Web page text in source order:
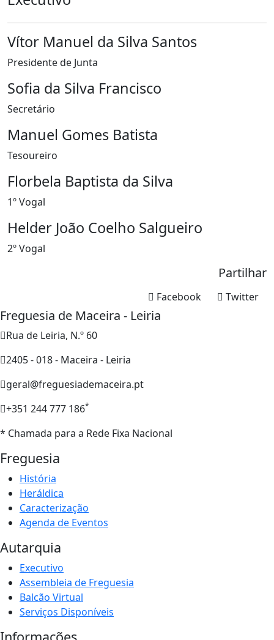
Vítor Manuel da Silva Santos
Presidente de Junta
Sofia da Silva Francisco
Secretário
Manuel Gomes Batista
Tesoureiro
Florbela Baptista da Silva
1º Vogal
Helder João Coelho Salgueiro
2º Vogal
Partilhar
Twitter
Facebook
Freguesia de Maceira - Leiria
Rua de Leiria, N.º 60
2405 - 018 - Maceira - Leiria
geral@freguesiademaceira.pt
+351 244 777 186*
* Chamada para a Rede Fixa Nacional
Freguesia
História
Heráldica
Caracterização
Agenda de Eventos
Autarquia
Executivo
Assembleia de Freguesia
Balcão Virtual
Serviços Disponíveis